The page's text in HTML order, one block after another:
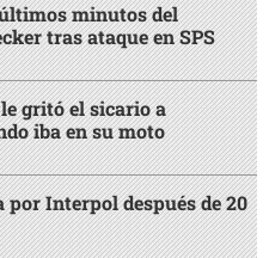
minutos del
tras ataque en SPS
le gritó el sicario a
iba en su moto
por Interpol después de 20